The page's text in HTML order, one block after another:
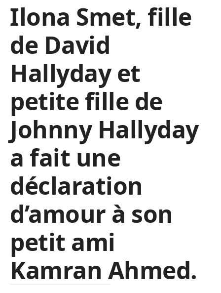
Ilona Smet, fille
de David
Hallyday et
petite fille de
Johnny Hallyday
a fait une
déclaration
d’amour à son
petit ami
Kamran Ahmed.